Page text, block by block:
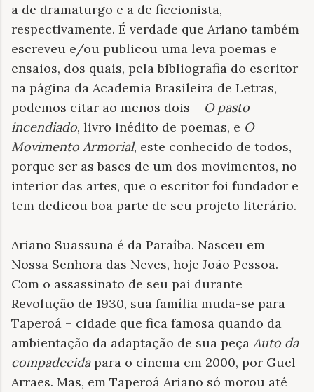
a de dramaturgo e a de ficcionista,
respectivamente. É verdade que Ariano também
escreveu e/ou publicou uma leva poemas e
ensaios, dos quais, pela bibliografia do escritor
na página da Academia Brasileira de Letras,
podemos citar ao menos dois – O pasto
incendiado, livro inédito de poemas, e O
Movimento Armorial, este conhecido de todos,
porque ser as bases de um dos movimentos, no
interior das artes, que o escritor foi fundador e
tem dedicou boa parte de seu projeto literário.
Ariano Suassuna é da Paraíba. Nasceu em
Nossa Senhora das Neves, hoje João Pessoa.
Com o assassinato de seu pai durante
Revolução de 1930, sua família muda-se para
Taperoá – cidade que fica famosa quando da
ambientação da adaptação de sua peça Auto da
compadecidapara o cinema em 2000, por Guel
Arraes. Mas, em Taperoá Ariano só morou até